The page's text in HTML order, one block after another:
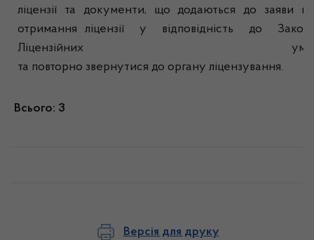
ліцензії та документи, що додаються до заяви
отримання ліцензії у відповідність до
Ліцензійних
та повторно звернутися до органу ліцензування.
Всього: 3
Версія для друку